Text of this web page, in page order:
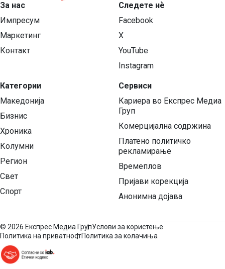
За нас
Импресум
Маркетинг
Контакт
Категории
Македонија
Бизнис
Хроника
Колумни
Регион
Свет
Спорт
Следете нѐ
Facebook
X
YouTube
Instagram
Сервиси
Кариера во Експрес Медиа
Груп
Комерцијална содржина
Платено политичко
рекламирање
Времеплов
Пријави корекција
Анонимна дојава
© 2026 Експрес Медиа ГрупУслови за користење
Политика на приватностПолитика за колачиња